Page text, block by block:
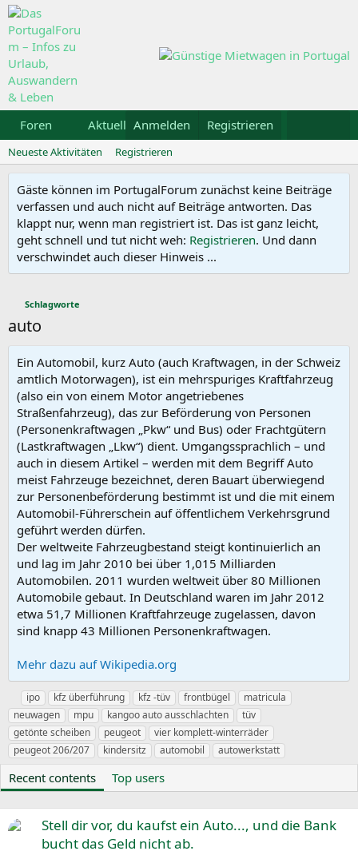
Foren Aktuelles Galerie Kalender
Anmelden Registrieren
Neueste Aktivitäten Registrieren
Gäste können im PortugalForum zunächst keine Beiträge
verfassen und auch nicht auf Beiträge antworten. Das
klappt nur, wenn man registriert ist. Das ist ganz leicht,
geht schnell und tut nicht weh: Registrieren. Und dann
verschwindet auch dieser Hinweis ...
Schlagworte
auto
Ein Automobil, kurz Auto (auch Kraftwagen, in der Schweiz
amtlich Motorwagen), ist ein mehrspuriges Kraftfahrzeug
(also ein von einem Motor angetriebenes
Straßenfahrzeug), das zur Beförderung von Personen
(Personenkraftwagen „Pkw“ und Bus) oder Frachtgütern
(Lastkraftwagen „Lkw“) dient. Umgangssprachlich – und
auch in diesem Artikel – werden mit dem Begriff Auto
meist Fahrzeuge bezeichnet, deren Bauart überwiegend
zur Personenbeförderung bestimmt ist und die mit einem
Automobil-Führerschein auf öffentlichem Verkehrsgrund
geführt werden dürfen.
Der weltweite Fahrzeugbestand steigt kontinuierlich an
und lag im Jahr 2010 bei über 1,015 Milliarden
Automobilen. 2011 wurden weltweit über 80 Millionen
Automobile gebaut. In Deutschland waren im Jahr 2012
etwa 51,7 Millionen Kraftfahrzeuge zugelassen, davon
sind knapp 43 Millionen Personenkraftwagen.
Mehr dazu auf Wikipedia.org
S
y
n
o
n
m
s
ipo kfz überführung kfz -tüv frontbügel
matricula
neuwagen
mpu kangoo auto ausschlachten
tüv
getönte scheiben
peugeot
vier komplett-winterräder
peugeot 206/207
kindersitz automobil autowerkstatt
Recent contents Top users
Stell dir vor, du kaufst ein Auto..., und die Bank
bucht das Geld nicht ab.